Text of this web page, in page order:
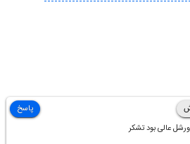
عالی بود تشکر
پاسخ